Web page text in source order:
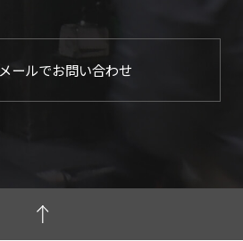
メールでお問い合わせ